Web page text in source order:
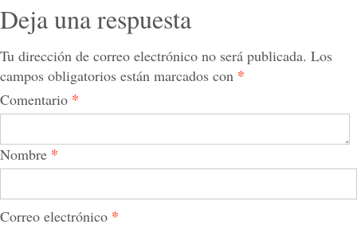
Deja una respuesta
Tu dirección de correo electrónico no será publicada. Los
campos obligatorios están marcados con *
Comentario *
Nombre *
Correo electrónico *